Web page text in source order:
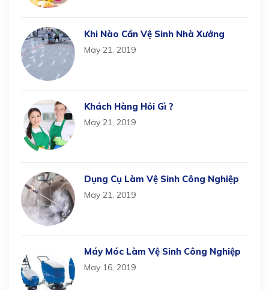
Khi Nào Cần Vệ Sinh Nhà Xưởng
May 21, 2019
Khách Hàng Hỏi Gì ?
May 21, 2019
Dụng Cụ Làm Vệ Sinh Công Nghiệp
May 21, 2019
Máy Móc Làm Vệ Sinh Công Nghiệp
May 16, 2019